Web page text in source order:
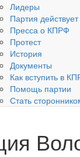
Лидеры
Партия действует
Пресса о КПРФ
Протест
История
Документы
Как вступить в
Помощь партии
Стать